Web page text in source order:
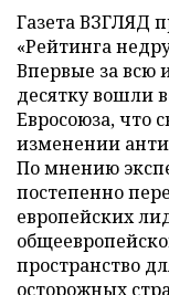
Газета ВЗГЛЯД
«Рейтинга
Впервые за всю
десятку вошли
Евросоюза, что
изменении
По мнению
постепенно
европейских
пространство
осторожных